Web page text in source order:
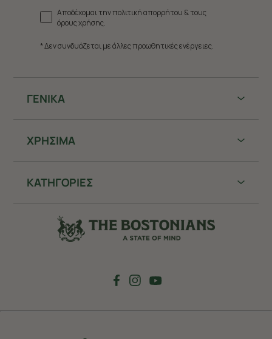
ΓΕΝΙΚΑ
ΧΡHΣΙΜΑ
ΚΑΤΗΓΟΡΙΕΣ
Αποδέχομαι την πολιτική απορρήτου & τους
όρους χρήσης.
* Δεν συνδυάζεται με άλλες προωθητικές ενέργειες.